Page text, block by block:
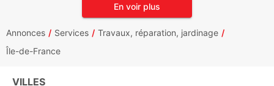
En voir plus
Annonces Services
Travaux, réparation, jardinage
Île-de-France
VILLES